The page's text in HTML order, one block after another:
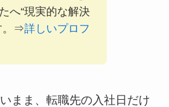
へ“現実的な解決
。⇒詳しいプロフ
まま、転職先の入社日だけ